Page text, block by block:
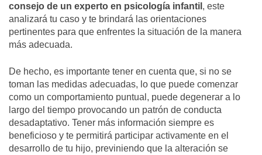
consejo de un experto en psicología infantil , este
analizará tu caso y te brindará las orientaciones
pertinentes para que enfrentes la situación de la manera
más adecuada.
De hecho, es importante tener en cuenta que, si no se
toman las medidas adecuadas, lo que puede comenzar
como un comportamiento puntual, puede degenerar a lo
largo del tiempo provocando un patrón de conducta
desadaptativo. Tener más información siempre es
beneficioso y te permitirá participar activamente en el
desarrollo de tu hijo, previniendo que la alteración se